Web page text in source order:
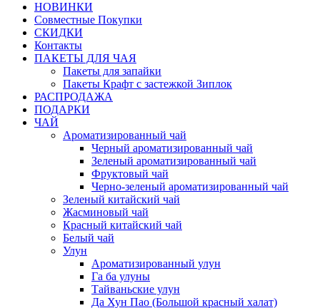
НОВИНКИ
Совместные Покупки
СКИДКИ
Контакты
ПАКЕТЫ ДЛЯ ЧАЯ
Пакеты для запайки
Пакеты Крафт с застежкой Зиплок
РАСПРОДАЖА
ПОДАРКИ
ЧАЙ
Ароматизированный чай
Черный ароматизированный чай
Зеленый ароматизированный чай
Фруктовый чай
Черно-зеленый ароматизированный чай
Зеленый китайский чай
Жасминовый чай
Красный китайский чай
Белый чай
Улун
Ароматизированный улун
Га ба улуны
Тайваньские улун
Да Хун Пао (Большой красный халат)